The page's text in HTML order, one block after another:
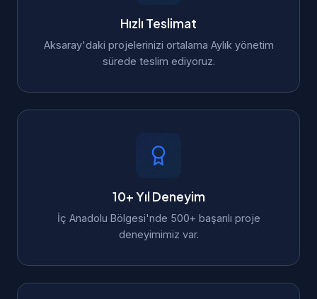
Hızlı Teslimat
Aksaray'daki projelerinizi ortalama Aylık yönetim
sürede teslim ediyoruz.
10+ Yıl Deneyim
İç Anadolu Bölgesi'nde 500+ başarılı proje
deneyimimiz var.